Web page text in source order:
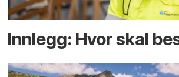
Innlegg: Hvor skal